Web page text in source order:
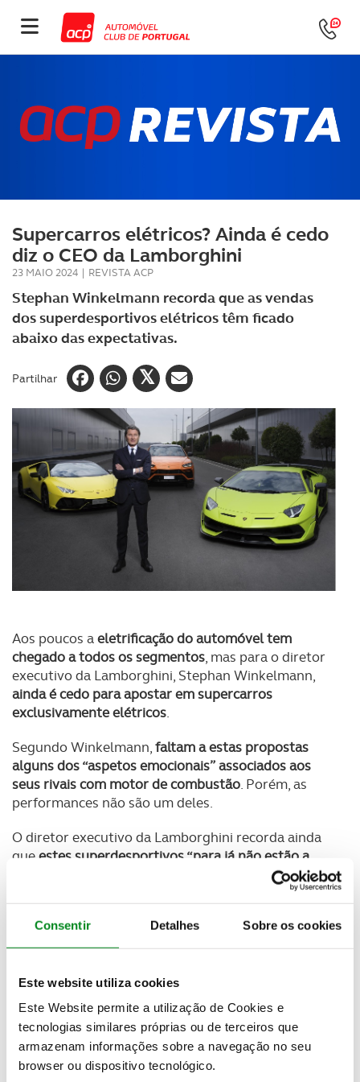
Consentir Detalhes Sobre os cookies
Este website utiliza cookies
Este Website permite a utilização de Cookies e
tecnologias similares próprias ou de terceiros que
armazenam informações sobre a navegação no seu
browser ou dispositivo tecnológico.
Supercarros elétricos? Ainda é cedo
diz o CEO da Lamborghini
23 MAIO 2024 | REVISTA ACP
Stephan Winkelmann recorda que as vendas
dos superdesportivos elétricos têm ficado
abaixo das expectativas.
Partilhar
Aos poucos aeletrificação do automóvel tem
chegado a todos os segmentos, mas para o diretor
executivo da Lamborghini, Stephan Winkelmann,
ainda é cedo para apostar em supercarros
exclusivamente elétricos.
Segundo Winkelmann,faltam a estas propostas
alguns dos “aspetos emocionais” associados aos
seus rivais com motor de combustão. Porém, as
performances não são um deles.
O diretor executivo da Lamborghini recorda ainda
queestes superdesportivos “para já não estão a
Por esta razão, afirma que “é
para ver como será no futuro”.
Lamborghini aponta as propostas híbridas
como o Revuelto. Segundo este, ao recorrer a esta
tecnologia é possível conjugar as emoções
associadas ao motor de combustão à circulação
sem emissões permitida pela motorização elétrica.